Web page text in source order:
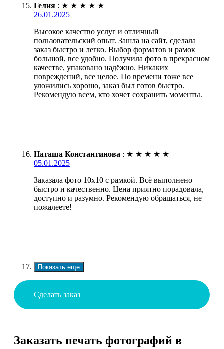
Гелия : ★ ★ ★ ★ ★
26.01.2025
Высокое качество услуг и отличный
пользовательский опыт. Зашла на сайт, сделала
заказ быстро и легко. Выбор форматов и рамок
большой, все удобно. Получила фото в прекрасном
качестве, упаковано надёжно. Никаких
повреждений, все целое. По времени тоже все
уложились хорошо, заказ был готов быстро.
Рекомендую всем, кто хочет сохранить моменты.
Наташа Константинова : ★ ★ ★ ★ ★
05.01.2025
Заказала фото 10х10 с рамкой. Всё выполнено
быстро и качественно. Цена приятно порадовала,
доступно и разумно. Рекомендую обращаться, не
пожалеете!
Показать еще
Сделать заказ
Заказать печать фотографий в